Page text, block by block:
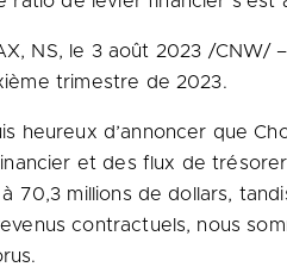
NS, le 3 août 2023 /CNW/
trimestre de 2023.
heureux d’annoncer que
et des flux de
70,3 millions de dollars,
contractuels, nous